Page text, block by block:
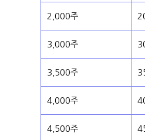
2,000주
3,000주
3,500주
4,000주
4,500주